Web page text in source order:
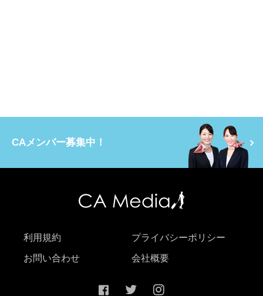
CAメンバー募集中！
利用規約 プライバシーポリシー
お問い合わせ 会社概要